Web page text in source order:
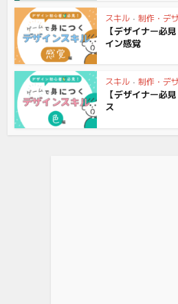
スキル • 制作・デ
【デザイナー必
イン感覚
スキル • 制作・デ
【デザイナー必
ス